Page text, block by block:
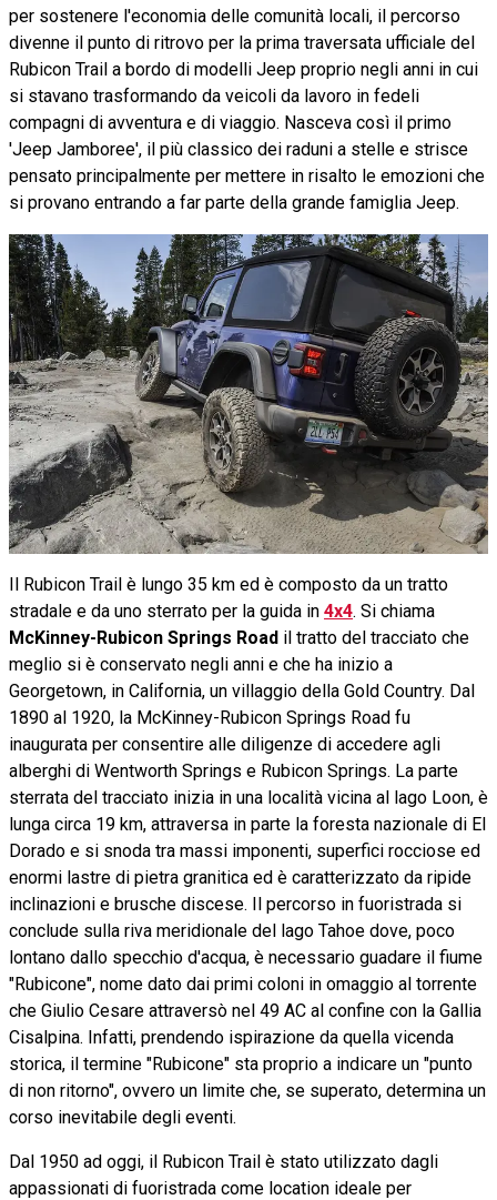
per sostenere l'economia delle comunità locali, il percorso
divenne il punto di ritrovo per la prima traversata ufficiale del
Rubicon Trail a bordo di modelli Jeep proprio negli anni in cui
si stavano trasformando da veicoli da lavoro in fedeli
compagni di avventura e di viaggio. Nasceva così il primo
'Jeep Jamboree', il più classico dei raduni a stelle e strisce
pensato principalmente per mettere in risalto le emozioni che
si provano entrando a far parte della grande famiglia Jeep.
Il Rubicon Trail è lungo 35 km ed è composto da un tratto
stradale e da uno sterrato per la guida in 4x4. Si chiama
McKinney-Rubicon Springs Road il tratto del tracciato che
meglio si è conservato negli anni e che ha inizio a
Georgetown, in California, un villaggio della Gold Country. Dal
1890 al 1920, la McKinney-Rubicon Springs Road fu
inaugurata per consentire alle diligenze di accedere agli
alberghi di Wentworth Springs e Rubicon Springs. La parte
sterrata del tracciato inizia in una località vicina al lago Loon, è
lunga circa 19 km, attraversa in parte la foresta nazionale di El
Dorado e si snoda tra massi imponenti, superfici rocciose ed
enormi lastre di pietra granitica ed è caratterizzato da ripide
inclinazioni e brusche discese. Il percorso in fuoristrada si
conclude sulla riva meridionale del lago Tahoe dove, poco
lontano dallo specchio d'acqua, è necessario guadare il fiume
"Rubicone", nome dato dai primi coloni in omaggio al torrente
che Giulio Cesare attraversò nel 49 AC al confine con la Gallia
Cisalpina. Infatti, prendendo ispirazione da quella vicenda
storica, il termine "Rubicone" sta proprio a indicare un "punto
di non ritorno", ovvero un limite che, se superato, determina un
corso inevitabile degli eventi.
Dal 1950 ad oggi, il Rubicon Trail è stato utilizzato dagli
appassionati di fuoristrada come location ideale per